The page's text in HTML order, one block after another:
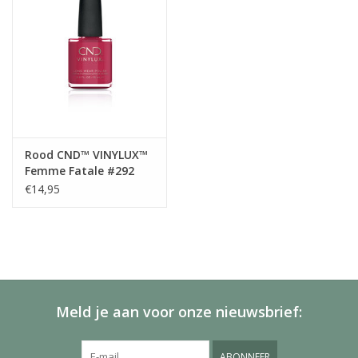
Rood CND™ VINYLUX™
Femme Fatale #292
€14,95
Meld je aan voor onze nieuwsbrief: